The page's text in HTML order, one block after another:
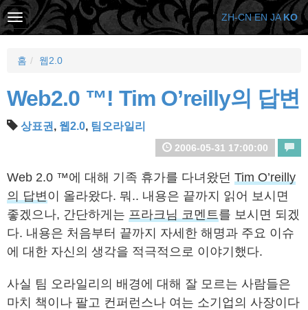
홈 웹2.0
Web2.0 ™! Tim O’reilly의 답변
상표권 , 웹2.0, 팀오라일리
2006-05-31 17:00:00
Web 2.0 ™에 대해 기족 휴가를 다녀왔던 Tim O’reilly
의 답변이 올라왔다. 뭐.. 내용은 끝까지 읽어 보시면
좋겠으나, 간단하게는 프라크님 코멘트를 보시면 되겠
다. 내용은 처음부터 끝까지 자세한 해명과 주요 이슈
에 대한 자신의 생각을 적극적으로 이야기했다.
사실 팀 오라일리의 배경에 대해 잘 모르는 사람들은
마치 책이나 팔고 컨퍼런스나 여는 소기업의 사장이다
ZH-CN EN JA KO